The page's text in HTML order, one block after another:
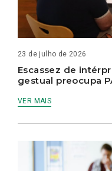
23 de julho de 2026
Escassez de
gestual preocupa
VER MAIS